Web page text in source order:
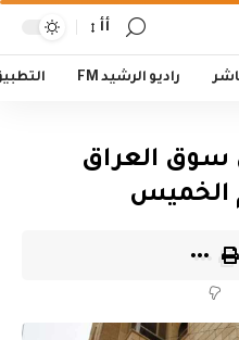
أأ
راديو الرشيد FM
سوق العراق
الخميس